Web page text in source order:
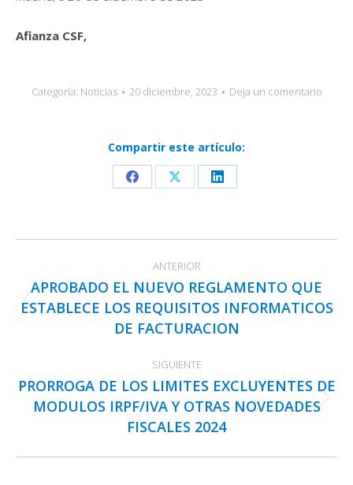
Afianza CSF,
Categoría: Noticias 20 diciembre, 2023 Deja un comentario
Compartir este artículo:
Share
Facebook
Share
X
Share
LinkedIn
entre
publicaciones
ANTERIOR
Publicación
anterior:
APROBADO EL NUEVO REGLAMENTO QUE
ESTABLECE LOS REQUISITOS INFORMATICOS
DE FACTURACION
SIGUIENTE
Publicación
siguiente:
PRORROGA DE LOS LIMITES EXCLUYENTES DE
MODULOS IRPF/IVA Y OTRAS NOVEDADES
FISCALES 2024